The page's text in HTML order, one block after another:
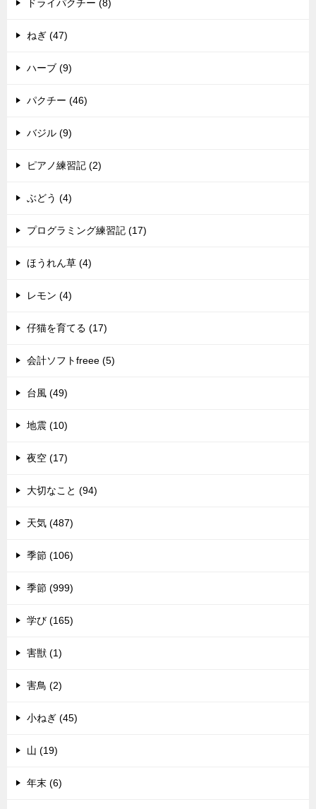
ドライパクチー (8)
ねぎ (47)
ハーブ (9)
パクチー (46)
バジル (9)
ピアノ練習記 (2)
ぶどう (4)
プログラミング練習記 (17)
ほうれん草 (4)
レモン (4)
仔猫を育てる (17)
会計ソフトfreee (5)
台風 (49)
地震 (10)
夜空 (17)
大切なこと (94)
天気 (487)
季節 (106)
季節 (999)
学び (165)
害獣 (1)
害鳥 (2)
小ねぎ (45)
山 (19)
年末 (6)